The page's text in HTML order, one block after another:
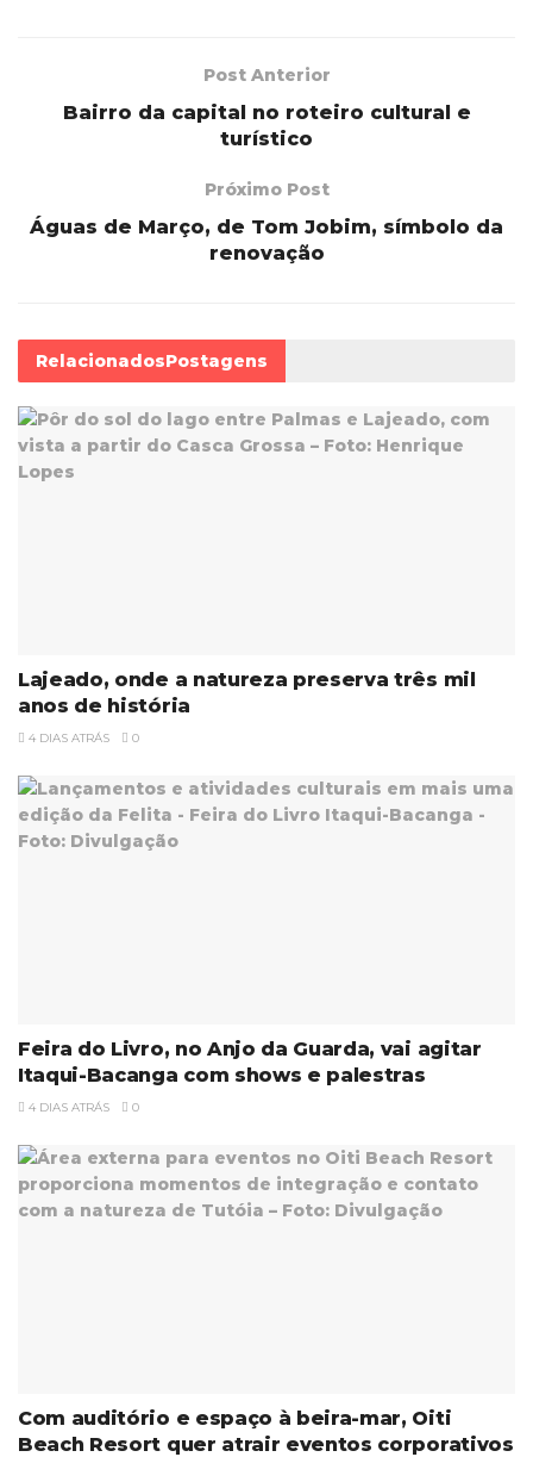
Post Anterior
Bairro da capital no roteiro cultural e
turístico
Próximo Post
Águas de Março, de Tom Jobim, símbolo da
renovação
RelacionadosPostagens
Lajeado, onde a natureza preserva três mil
anos de história
4 DIAS ATRÁS 0
Feira do Livro, no Anjo da Guarda, vai agitar
Itaqui-Bacanga com shows e palestras
4 DIAS ATRÁS 0
Com auditório e espaço à beira-mar, Oiti
Beach Resort quer atrair eventos corporativos